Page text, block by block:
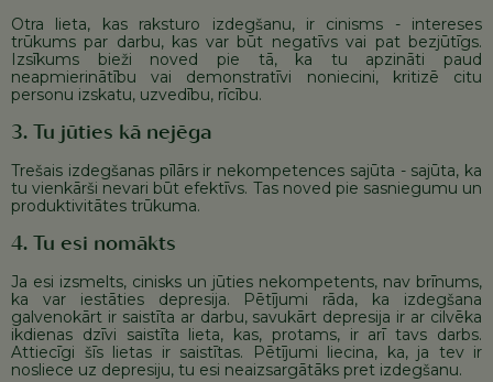
Otra lieta, kas raksturo izdegšanu, ir cinisms - intereses
trūkums par darbu, kas var būt negatīvs vai pat bezjūtīgs.
Izsīkums bieži noved pie tā, ka tu apzināti paud
neapmierinātību vai demonstratīvi noniecini, kritizē citu
personu izskatu, uzvedību, rīcību.
3. Tu jūties kā nejēga
Trešais izdegšanas pīlārs ir nekompetences sajūta - sajūta, ka
tu vienkārši nevari būt efektīvs. Tas noved pie sasniegumu un
produktivitātes trūkuma.
4. Tu esi nomākts
Ja esi izsmelts, cinisks un jūties nekompetents, nav brīnums,
ka var iestāties depresija. Pētījumi rāda, ka izdegšana
galvenokārt ir saistīta ar darbu, savukārt depresija ir ar cilvēka
ikdienas dzīvi saistīta lieta, kas, protams, ir arī tavs darbs.
Attiecīgi šīs lietas ir saistītas. Pētījumi liecina, ka, ja tev ir
nosliece uz depresiju, tu esi neaizsargātāks pret izdegšanu.